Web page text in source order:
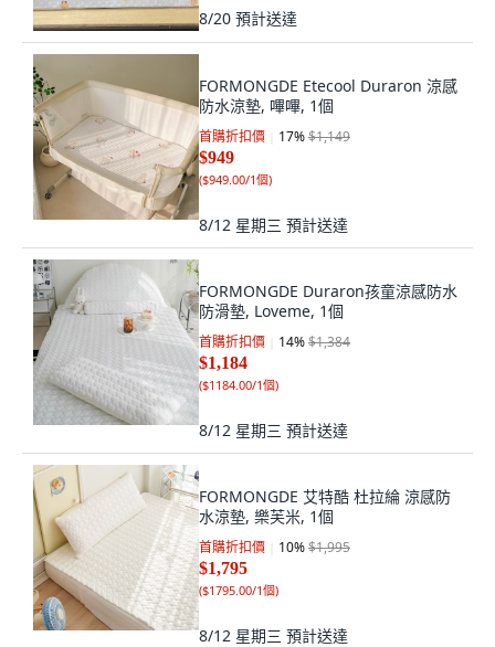
8/20 預計送達
FORMONGDE Etecool Duraron 涼感
防水涼墊, 嗶嗶, 1個
首購折扣價 17%$1,149
$949
($949.00/1個)
8/12 星期三 預計送達
FORMONGDE Duraron孩童涼感防水
防滑墊, Loveme, 1個
首購折扣價 14%$1,384
$1,184
($1184.00/1個)
8/12 星期三 預計送達
FORMONGDE 艾特酷 杜拉綸 涼感防
水涼墊, 樂芙米, 1個
首購折扣價 10%$1,995
$1,795
($1795.00/1個)
8/12 星期三 預計送達